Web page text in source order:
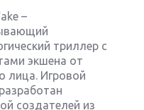
–
триллер с
экшена от
лица. Игровой
создателей из